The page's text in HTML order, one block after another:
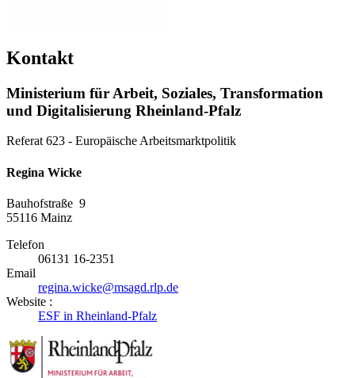
Kontakt
Ministerium für Arbeit, Soziales, Transformation
und Digitalisierung Rheinland-Pfalz
Referat 623 - Europäische Arbeitsmarktpolitik
Regina Wicke
Bauhofstraße 9
55116 Mainz
Telefon
06131 16-2351
Email
regina.wicke@msagd.rlp.de
Website :
ESF in Rheinland-Pfalz